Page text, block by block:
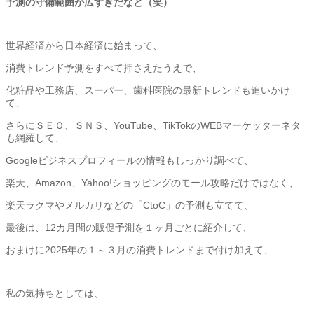
世界経済から日本経済に始まって、
消費トレンド予測をすべて押さえたうえで、
化粧品や工務店、スーパー、 歯科医院の最新トレンドも追いかけ
て、
さらにＳＥＯ、ＳＮＳ、YouTube、 TikTokのWEBマーケッターネタ
も網羅して、
Googleビジネスプロフィールの情報もしっかり調べて、
楽天、Amazon、Yahoo!ショッピングのモール攻略だけではなく、
楽天ラクマやメルカリなどの「CtoC」の予測も立てて、
最後は、12カ月間の販促予測を１ヶ月ごとに紹介して、
おまけに2025年の１～３月の消費トレンドまで付け加えて、
私の気持ちとしては、